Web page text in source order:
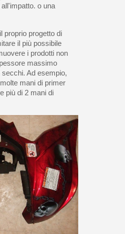
o una
proprio progetto di
il più possibile
i prodotti non
massimo
Ad esempio,
mani di primer
più di 2 mani di